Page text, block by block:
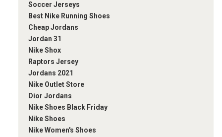
Soccer Jerseys
Best Nike Running Shoes
Cheap Jordans
Jordan 31
Nike Shox
Raptors Jersey
Jordans 2021
Nike Outlet Store
Dior Jordans
Nike Shoes Black Friday
Nike Shoes
Nike Women's Shoes